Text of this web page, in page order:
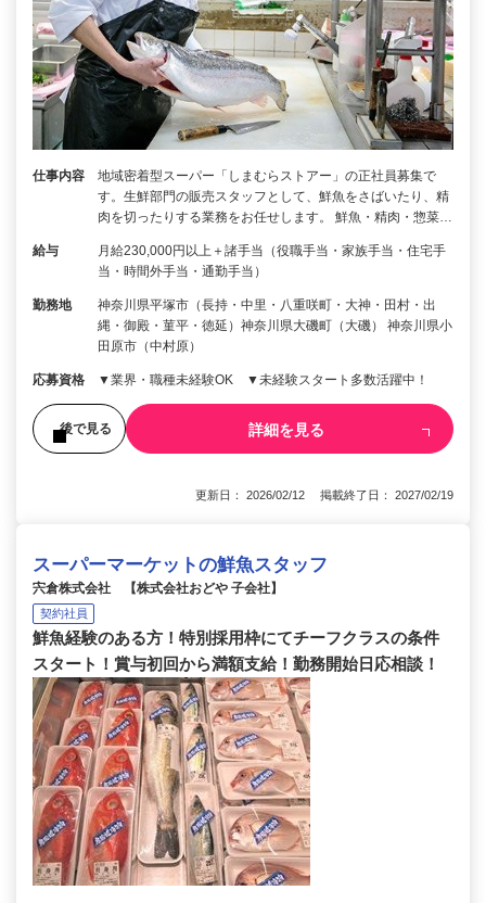
仕事内容
地域密着型スーパー「しまむらストアー」の正社員募集で
す。生鮮部門の販売スタッフとして、鮮魚をさばいたり、精
肉を切ったりする業務をお任せします。 鮮魚・精肉・惣菜…
給与
月給230,000円以上＋諸手当（役職手当・家族手当・住宅手
当・時間外手当・通勤手当）
勤務地
神奈川県平塚市（長持・中里・八重咲町・大神・田村・出
縄・御殿・菫平・徳延）神奈川県大磯町（大磯） 神奈川県小
田原市（中村原）
応募資格 ▼業界・職種未経験OK ▼未経験スタート多数活躍中！
後で見る 詳細を見る
更新日： 2026/02/12 掲載終了日： 2027/02/19
スーパーマーケットの鮮魚スタッフ
宍倉株式会社 【株式会社おどや 子会社】
契約社員
鮮魚経験のある方！特別採用枠にてチーフクラスの条件
スタート！賞与初回から満額支給！勤務開始日応相談！